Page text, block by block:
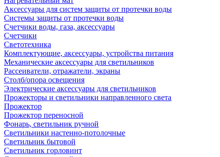
Аксессуары для систем защиты от протечки воды
Системы защиты от протечки воды
Счетчики воды, газа, аксессуары
Счетчики
Светотехника
Комплектующие, аксессуары, устройства питания
Механические аксессуары для светильников
Рассеиватели, отражатели, экраны
Столб/опора освещения
Электрические аксессуары для светильников
Прожекторы и светильники направленного света
Прожектор
Прожектор переносной
Фонарь, светильник ручной
Светильники настенно-потолочные
Светильник бытовой
Светильник горловинт